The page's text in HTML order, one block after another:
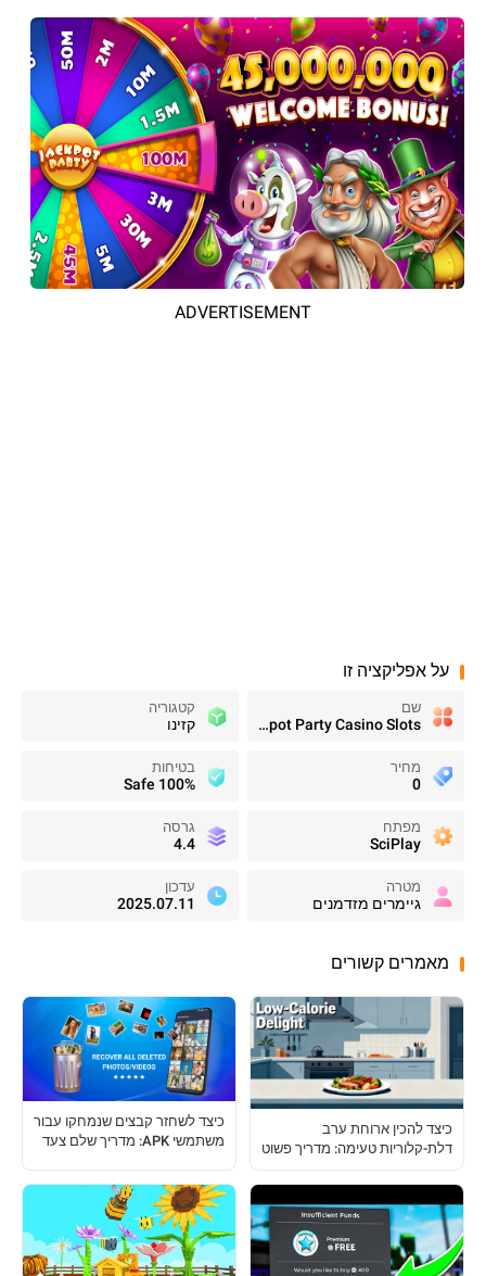
ADVERTISEMENT
על אפליקציה זו
שם
Jackpot Party Casino Slots
קטגוריה
קזינו
מחיר
0
בטיחות
100% Safe
מפתח
SciPlay
גרסה
4.4
מטרה
גיימרים מזדמנים
עדכון
2025.07.11
מאמרים קשורים
כיצד להכין ארוחת ערב
דלת-קלוריות טעימה: מדריך פשוט
כיצד לשחזר קבצים שנמחקו עבור
משתמשי APK: מדריך שלם צעד